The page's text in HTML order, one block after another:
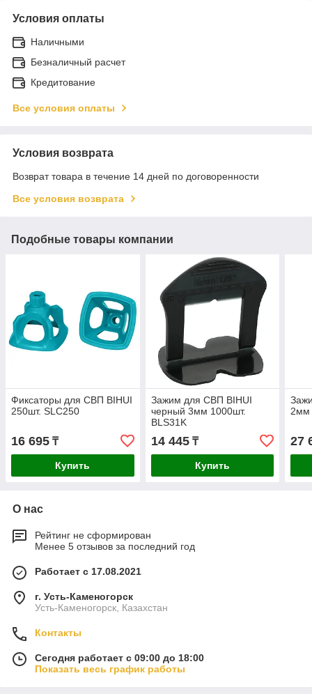
Условия оплаты
Наличными
Безналичный расчет
Кредитование
Все условия оплаты
Условия возврата
Возврат товара в течение 14 дней по договоренности
Все условия возврата
Подобные товары компании
Фиксаторы для СВП BIHUI
250шт. SLC250
16 695 ₸
Купить
Зажим для СВП BIHUI
черный 3мм 1000шт.
BLS31K
14 445₸
Купить
2мм
27
О нас
Рейтинг не сформирован
Менее 5 отзывов за последний год
Работает с 17.08.2021
г. Усть-Каменогорск
Усть-Каменогорск, Казахстан
Контакты
Сегодня работает с 09:00 до 18:00
Показать весь график работы